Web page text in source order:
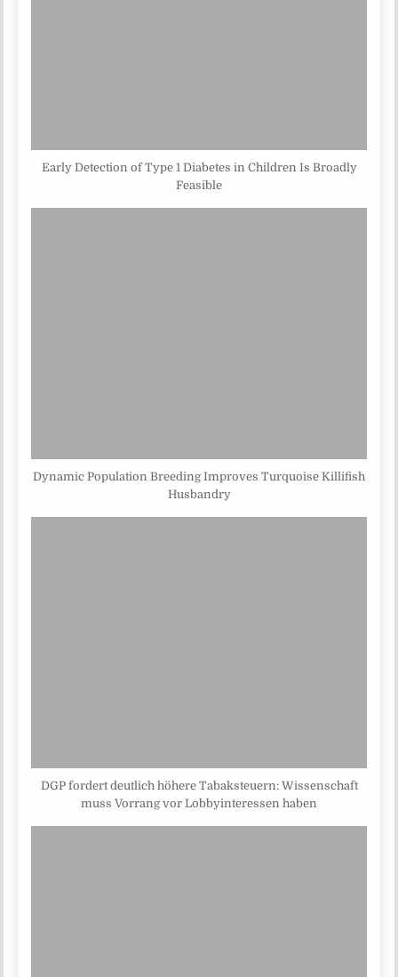
Early Detection of Type 1 Diabetes in Children Is Broadly
Feasible
Dynamic Population Breeding Improves Turquoise Killifish
Husbandry
DGP fordert deutlich höhere Tabaksteuern: Wissenschaft
muss Vorrang vor Lobbyinteressen haben